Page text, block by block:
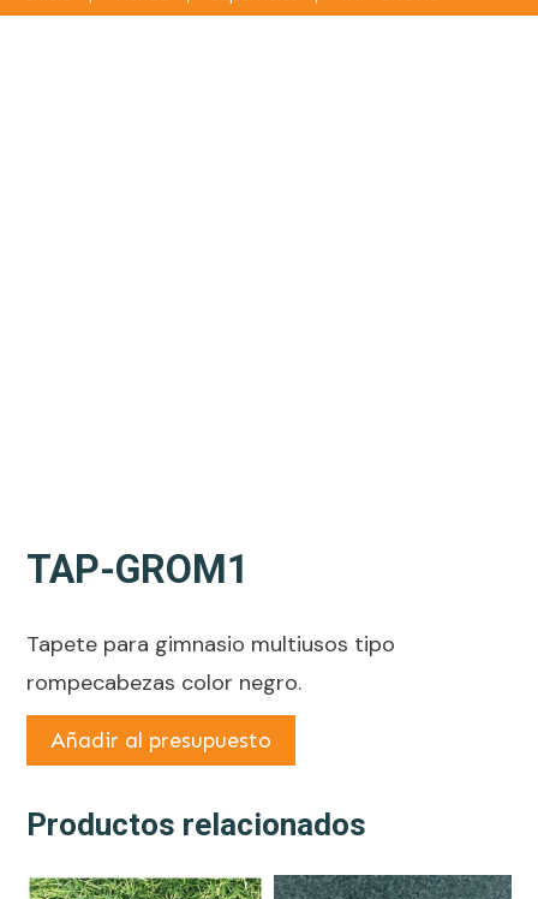
TAP-GROM1
Tapete para gimnasio multiusos tipo
rompecabezas color negro.
Añadir al presupuesto
Productos relacionados